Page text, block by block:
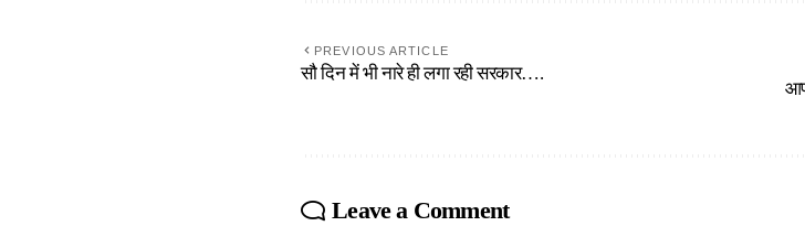
PREVIOUS ARTICLE
सौ दिन में भी नारे ही लगा रही सरकार….
Leave a Comment